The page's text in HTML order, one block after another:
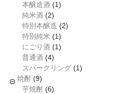
本醸造酒 (1)
純米酒 (2)
特別本醸造 (2)
特別純米 (1)
にごり酒 (1)
普通酒 (4)
スパークリング (1)
焼酎 (9)
芋焼酎 (6)